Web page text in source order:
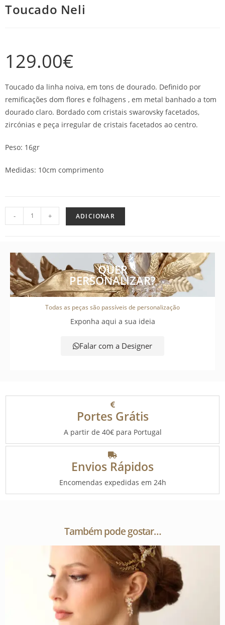
Toucado Neli
129.00€
Toucado da linha noiva, em tons de dourado. Definido por
remificações dom flores e folhagens , em metal banhado a tom
dourado claro. Bordado com cristais swarovsky facetados,
zircónias e peça irregular de cristais facetados ao centro.
Peso: 16gr
Medidas: 10cm comprimento
- + ADICIONAR
QUER
PERSONALIZAR?
Todas as peças são passíveis de personalização
Exponha aqui a sua ideia
Falar com a Designer
Portes Grátis
A partir de 40€ para Portugal
Envios Rápidos
Encomendas expedidas em 24h
Também pode gostar…